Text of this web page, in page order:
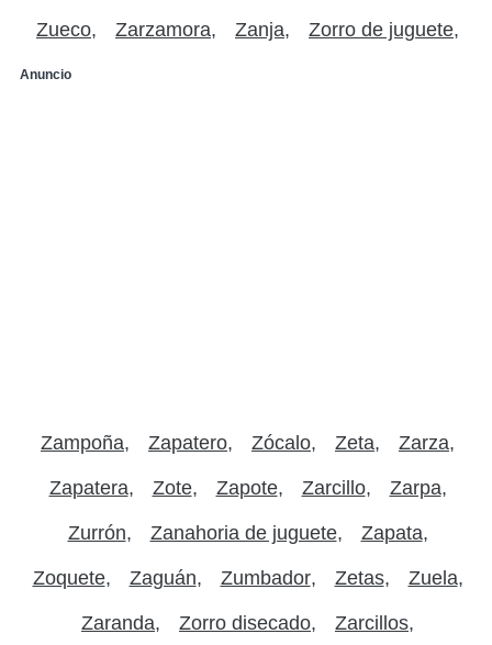
Zueco Zarzamora Zanja Zorro de juguete
Anuncio
Zampoña Zapatero Zócalo Zeta Zarza
Zapatera Zote Zapote Zarcillo Zarpa
Zurrón Zanahoria de juguete Zapata
Zoquete Zaguán Zumbador Zetas Zuela
Zaranda Zorro disecado Zarcillos